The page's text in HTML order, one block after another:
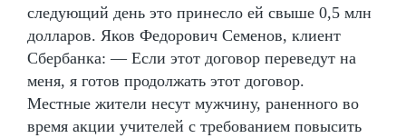
следующий день это принесло ей свыше 0,5 млн
долларов. Яков Федорович Семенов, клиент
Сбербанка: — Если этот договор переведут на
меня, я готов продолжать этот договор.
Местные жители несут мужчину, раненного во
время акции учителей с требованием повысить